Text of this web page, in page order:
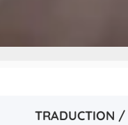
TRADUCTION